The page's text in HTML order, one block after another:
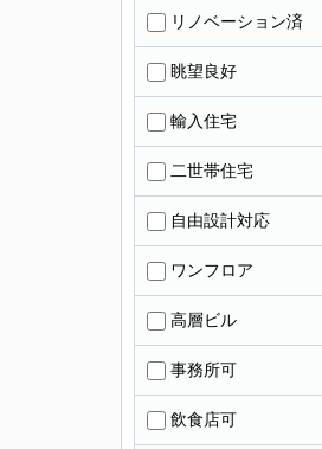
リノベーション済
眺望良好
輸入住宅
二世帯住宅
自由設計対応
ワンフロア
高層ビル
事務所可
飲食店可